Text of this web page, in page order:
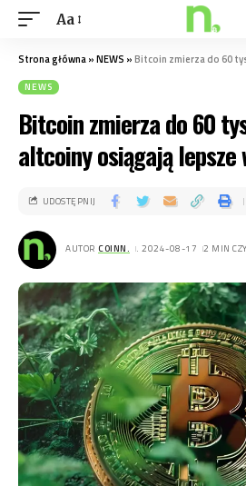
Aa
Strona główna»NEWS »Bitcoin zmierza do 60 tys.
NEWS
Bitcoin zmierza do 60
altcoiny osiągają lepsze
AUTOR COINN. . 2024-08-17 2 MIN
UDOSTĘPNIJ